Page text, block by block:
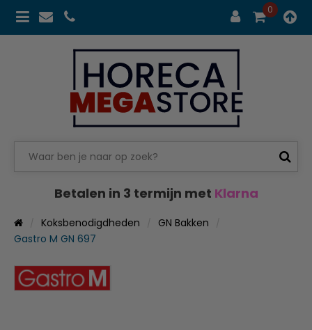
0
Betalen in 3 termijn met Klarna
Koksbenodigdheden
GN Bakken
Gastro M GN 697